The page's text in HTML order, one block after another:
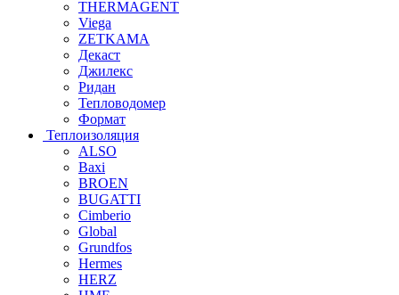
THERMAGENT
Viega
ZETKAMA
Декаст
Джилекс
Ридан
Тепловодомер
Формат
Теплоизоляция
ALSO
Baxi
BROEN
BUGATTI
Cimberio
Global
Grundfos
Hermes
HERZ